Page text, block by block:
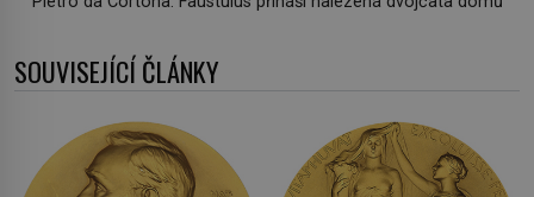
SOUVISEJÍCÍ ČLÁNKY